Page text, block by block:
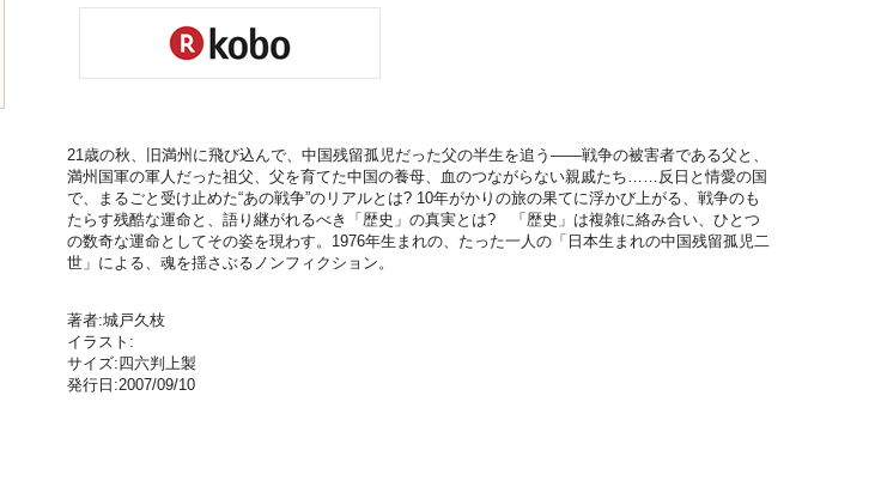
21歳の秋、旧満州に飛び込んで、中国残留孤児だった父の半生を追う――戦争の被害者である父と、
満州国軍の軍人だった祖父、父を育てた中国の養母、血のつながらない親戚たち……反日と情愛の国
で、まるごと受け止めた“あの戦争”のリアルとは? 10年がかりの旅の果てに浮かび上がる、戦争のも
たらす残酷な運命と、語り継がれるべき「歴史」の真実とは? 「歴史」は複雑に絡み合い、ひとつ
の数奇な運命としてその姿を現わす。1976年生まれの、たった一人の「日本生まれの中国残留孤児二
世」による、魂を揺さぶるノンフィクション。
著者:城戸久枝
イラスト:
サイズ:四六判上製
発行日:2007/09/10